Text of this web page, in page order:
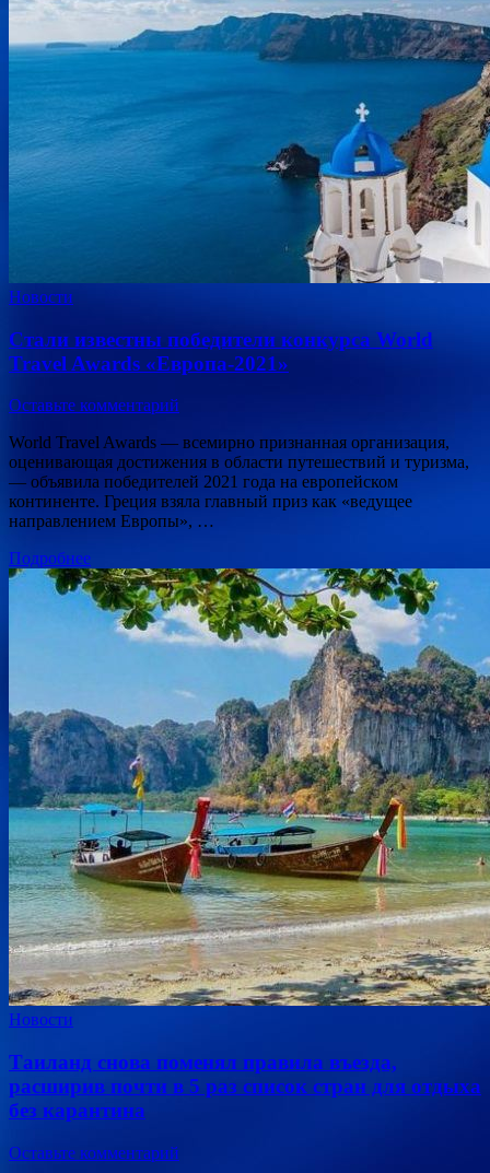
Новости
Стали известны победители конкурса World
Travel Awards «Европа-2021»
Оставьте комментарий
World Travel Awards — всемирно признанная организация,
оценивающая достижения в области путешествий и туризма,
— объявила победителей 2021 года на европейском
континенте. Греция взяла главный приз как «ведущее
направлением Европы», …
Подробнее
Новости
Таиланд снова поменял правила въезда,
расширив почти в 5 раз список стран для отдыха
без карантина
Оставьте комментарий